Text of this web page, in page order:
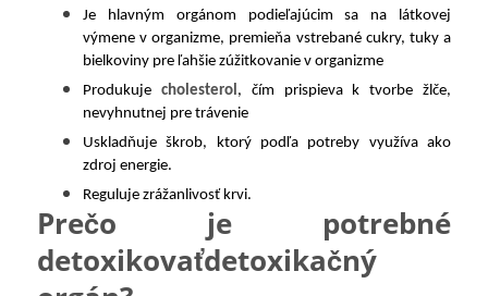
Je hlavným orgánom podieľajúcim sa na látkovej
výmene v organizme, premieňa vstrebané cukry, tuky a
bielkoviny pre ľahšie zúžitkovanie v organizme
Produkuje cholesterol , čím prispieva k tvorbe žlče,
nevyhnutnej pre trávenie
Uskladňuje škrob, ktorý podľa potreby využíva ako
zdroj energie.
Reguluje zrážanlivosť krvi.
Prečo je potrebné
detoxikovaťdetoxikačný